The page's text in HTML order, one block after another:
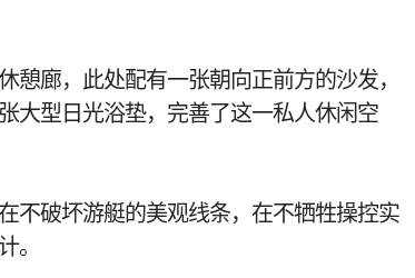
憩廊，此处配有一张朝向正前方的沙发，
大型日光浴垫，完善了这一私人休闲空
不破坏游艇的美观线条，在不牺牲操控实
。